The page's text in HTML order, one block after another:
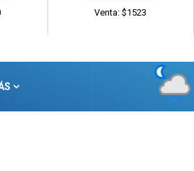
Venta: $1523